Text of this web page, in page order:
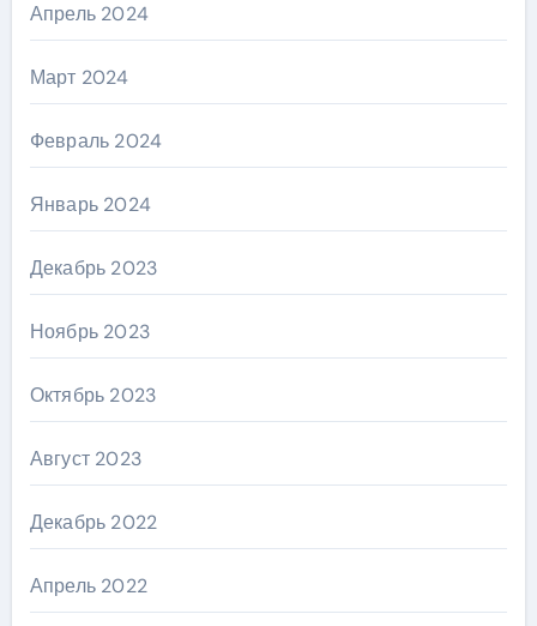
Апрель 2024
Март 2024
Февраль 2024
Январь 2024
Декабрь 2023
Ноябрь 2023
Октябрь 2023
Август 2023
Декабрь 2022
Апрель 2022